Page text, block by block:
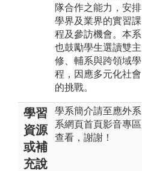
隊合作之能力，安排
學界及業界的實習課
程及參訪機會。本系
也鼓勵學生選讀雙主
修、輔系與跨領域學
程，因應多元化社會
的挑戰。
學習
資源
或補
充說
學系簡介請至應外系
系網頁首頁影音專區
查看，謝謝！